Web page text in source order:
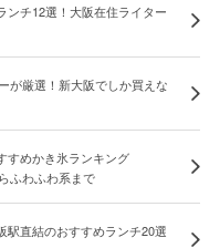
ンチ12選！大阪在住ライター
が厳選！新大阪でしか買えな
すめかき氷ランキング
ふわふわ系まで
駅直結のおすすめランチ20選